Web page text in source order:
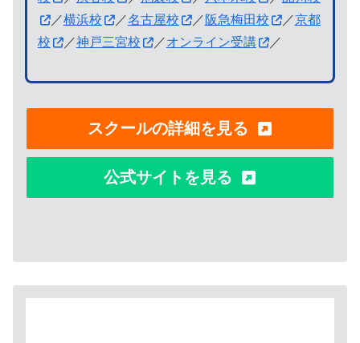
／横浜校 ／名古屋校 ／阪急梅田校 ／京都
校
／神戸三宮校 ／オンライン受講 ／
スクールの詳細を見る
公式サイトを見る